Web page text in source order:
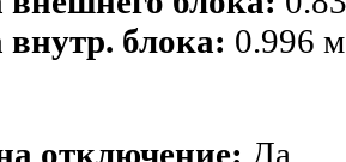
блока: 0.996 м
отключение: Да